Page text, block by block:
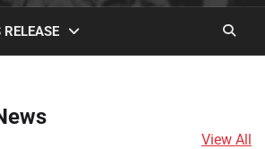
RELEASE
View All